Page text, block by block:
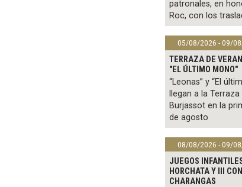
patronales, en
Roc, con los
05/08/2026 - 09/
TERRAZA DE
"EL ÚLTIMO MONO"
“Leonas” y “El
llegan a la
Burjassot en la
de agosto
08/08/2026 - 09/
JUEGOS
HORCHATA Y III
CHARANGAS